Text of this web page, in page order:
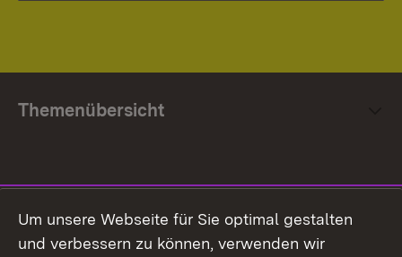
Themenübersicht
Facebook
Um unsere Webseite für Sie optimal gestalten
und verbessern zu können, verwenden wir